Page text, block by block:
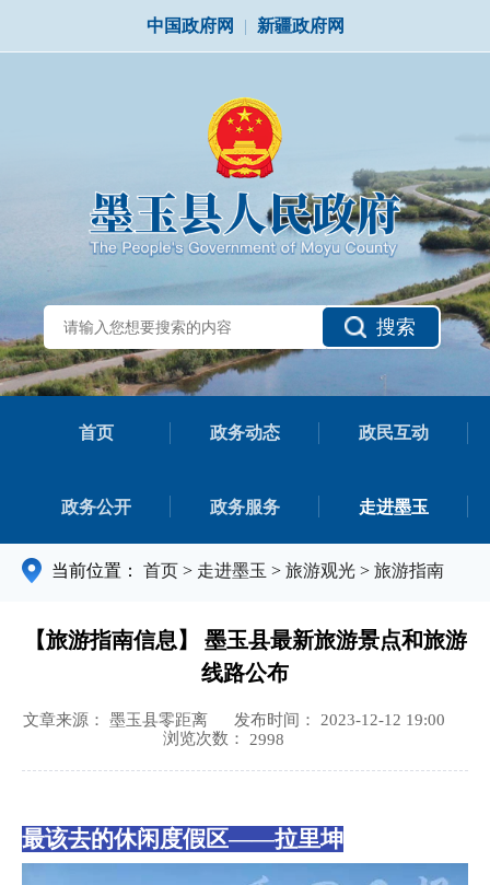
中国政府网 | 新疆政府网
搜索
首页 政务动态 政民互动
政务公开 政务服务 走进墨玉
当前位置： 首页 > 走进墨玉 > 旅游观光 > 旅游指南
【旅游指南信息】 墨玉县最新旅游景点和旅游
线路公布
文章来源： 墨玉县零距离
发布时间： 2023-12-12 19:00
浏览次数： 2998
最该去的休闲度假区——拉里坤